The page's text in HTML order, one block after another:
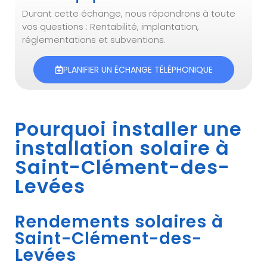
Durant cette échange, nous répondrons à toute
vos questions : Rentabilité, implantation,
réglementations et subventions.
PLANIFIER UN ÉCHANGE TÉLÉPHONIQUE
Pourquoi installer une
installation solaire à
Saint-Clément-des-
Levées
Rendements solaires à
Saint-Clément-des-
Levées